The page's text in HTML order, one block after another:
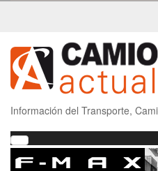
Información del Transporte,